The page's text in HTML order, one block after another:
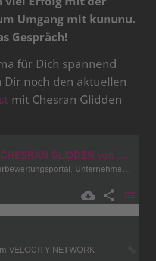
Umgang mit kununu.
Gespräch!
für Dich spannend
noch den aktuellen
mit Chesran Glidden